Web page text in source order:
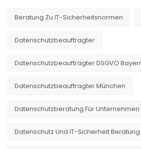
Beratung Zu IT-Sicherheitsnormen
Datenschutzbeauftragter
Datenschutzbeauftragter DSGVO
Datenschutzbeauftragter München
Datenschutzberatung Für Unternehmen
Datenschutz Und IT-Sicherheit Beratung